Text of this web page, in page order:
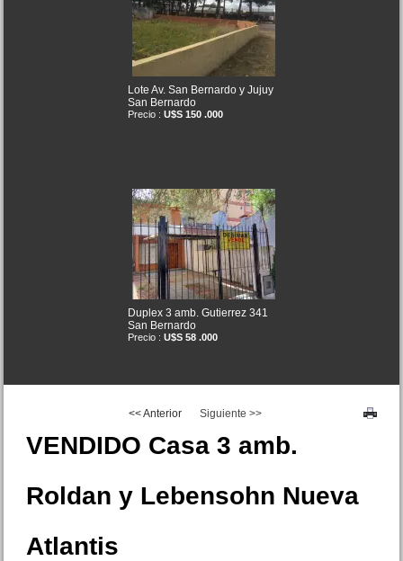
Lote Av. San Bernardo y Jujuy
San Bernardo
Precio : U$S 150 .000
Duplex 3 amb. Gutierrez 341
San Bernardo
Precio : U$S 58 .000
<< Anterior Siguiente >>
VENDIDO Casa 3 amb.
Roldan y Lebensohn Nueva
Atlantis